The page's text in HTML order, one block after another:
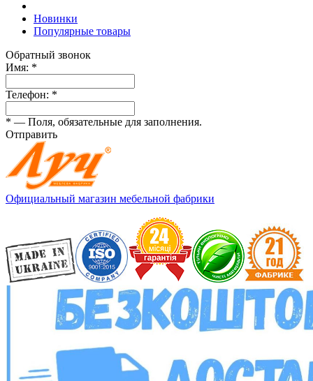
Новинки
Популярные товары
Обратный звонок
Имя: *
Телефон: *
* — Поля, обязательные для заполнения.
Отправить
Официальный магазин мебельной фабрики